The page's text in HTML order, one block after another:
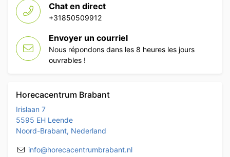
Chat en direct
+31850509912
Envoyer un courriel
Nous répondons dans les 8 heures les jours
ouvrables !
Horecacentrum Brabant
Irislaan 7
5595 EH Leende
Noord-Brabant, Nederland
info@horecacentrumbrabant.nl